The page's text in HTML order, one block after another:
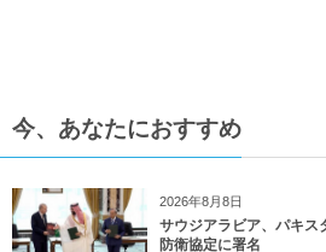
今、あなたにおすすめ
2026年8月8日
サウジアラビア、パキス
防衛協定に署名